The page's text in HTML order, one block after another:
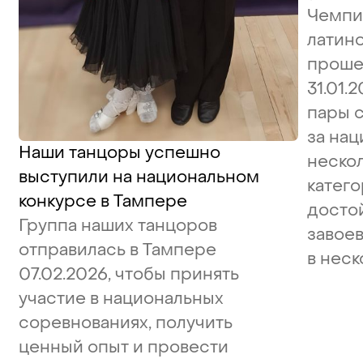
Наши танцоры успешно
выступили на национальном
конкурсе в Тампере
Группа наших танцоров
отправилась в Тампере
07.02.2026, чтобы принять
участие в национальных
соревнованиях, получить
ценный опыт и провести
пары
за
в